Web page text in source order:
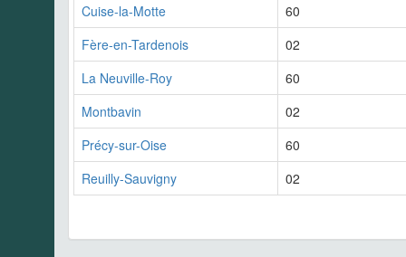
Cuise-la-Motte
60
Fère-en-Tardenois
02
La Neuville-Roy
60
Montbavin
02
Précy-sur-Oise
60
Reuilly-Sauvigny
02